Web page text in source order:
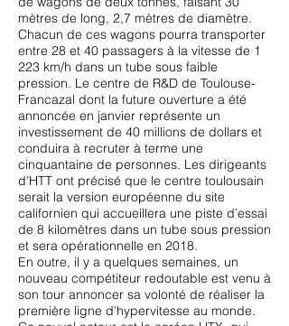
mètres de long, 2,7 mètres de diamètre.
Chacun de ces wagons pourra transporter
entre 28 et 40 passagers à la vitesse de 1
223 km/h dans un tube sous faible
pression. Le centre de R&D de Toulouse-
Francazal dont la future ouverture a été
annoncée en janvier représente un
investissement de 40 millions de dollars et
conduira à recruter à terme une
cinquantaine de personnes. Les dirigeants
d’HTT ont précisé que le centre toulousain
serait la version européenne du site
californien qui accueillera une piste d’essai
de 8 kilomètres dans un tube sous pression
et sera opérationnelle en 2018.
En outre, il y a quelques semaines, un
nouveau compétiteur redoutable est venu à
son tour annoncer sa volonté de réaliser la
première ligne d’hypervitesse au monde.